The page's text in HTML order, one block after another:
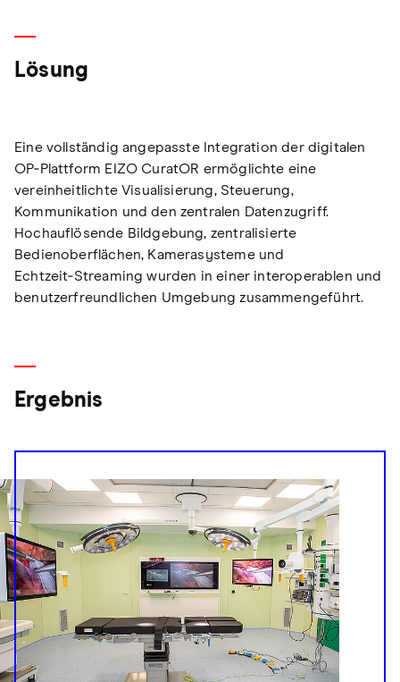
Lösung
Eine vollständig angepasste Integration der digitalen
OP‑Plattform EIZO CuratOR ermöglichte eine
vereinheitlichte Visualisierung, Steuerung,
Kommunikation und den zentralen Datenzugriff.
Hochauflösende Bildgebung, zentralisierte
Bedienoberflächen, Kamerasysteme und
Echtzeit‑Streaming wurden in einer interoperablen und
benutzerfreundlichen Umgebung zusammengeführt.
Ergebnis